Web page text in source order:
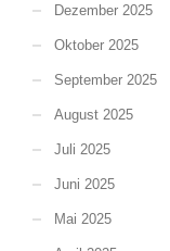
Dezember 2025
Oktober 2025
September 2025
August 2025
Juli 2025
Juni 2025
Mai 2025